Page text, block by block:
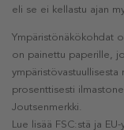
eli se ei kellastu ajan
Ympäristönäkökohdat
on painettu paperille,
prosenttisesti
Joutsenmerkki.
Lue lisää FSC:stä ja